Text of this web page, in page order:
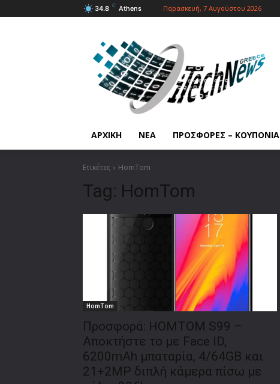
34.8 C Athens Παρασκευή, 7 Αυγούστου 2026
ΑΡΧΙΚΗ ΝΕΑ ΠΡΟΣΦΟΡΕΣ – ΚΟΥΠΟΝΙΑ
Ετικέτες HomTom
Tag: HomTom
HomTom
Προσφορά: HOMTOM S99 –
Αποκτήστε το με Face ID,
6200mAh μπαταρία, 4/64GB και
21+2MP διπλή κάμερα πίσω με